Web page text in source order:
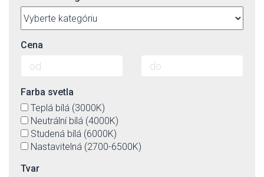
Cena
Farba svetla
Teplá bílá (3000K)
Neutrální bílá (4000K)
Studená bílá (6000K)
Nastavitelná (2700-6500K)
Tvar